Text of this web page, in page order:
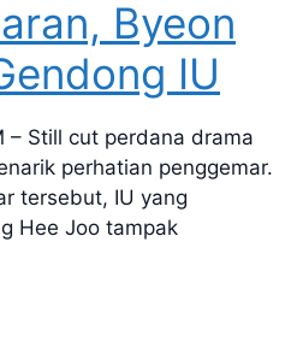
Byeon
IU
– Still cut perdana drama
perhatian penggemar.
tersebut, IU yang
Hee Joo tampak